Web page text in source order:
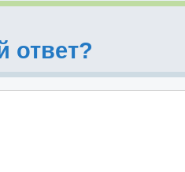
ответ?